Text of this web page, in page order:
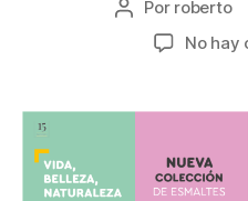
Por roberto
No hay